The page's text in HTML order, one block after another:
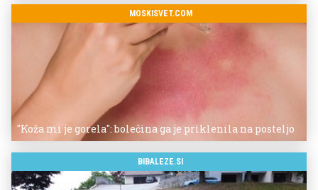
MOSKISVET.COM
"Koža mi je gorela": bolečina ga je priklenila na posteljo
BIBALEZE.SI